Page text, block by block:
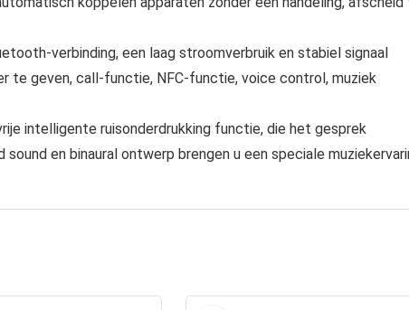
verbinding, een laag stroomverbruik en stabiel signaal
te geven, call-functie, NFC-functie, voice control, muziek
intelligente ruisonderdrukking functie, die het gesprek
en binaural ontwerp brengen u een speciale